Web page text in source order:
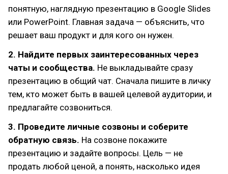
понятную, наглядную презентацию в Google Slides
или PowerPoint. Главная задача — объяснить, что
решает ваш продукт и для кого он нужен.
2. Найдите первых заинтересованных через
чаты и сообщества. Не выкладывайте сразу
презентацию в общий чат. Сначала пишите в личку
тем, кто может быть в вашей целевой аудитории, и
предлагайте созвониться.
3. Проведите личные созвоны и соберите
обратную связь. На созвоне покажите
презентацию и задайте вопросы. Цель — не
продать любой ценой, а понять, насколько идея